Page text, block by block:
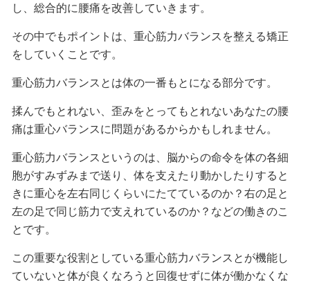
し、総合的に腰痛を改善していきます。
その中でもポイントは、重心筋力バランスを整える矯正
をしていくことです。
重心筋力バランスとは体の一番もとになる部分です。
揉んでもとれない、歪みをとってもとれないあなたの腰
痛は重心バランスに問題があるからかもしれません。
重心筋力バランスというのは、脳からの命令を体の各細
胞がすみずみまで送り、体を支えたり動かしたりすると
きに重心を左右同じくらいにたてているのか？右の足と
左の足で同じ筋力で支えれているのか？などの働きのこ
とです。
この重要な役割としている重心筋力バランスとが機能し
ていないと体が良くなろうと回復せずに体が働かなくな